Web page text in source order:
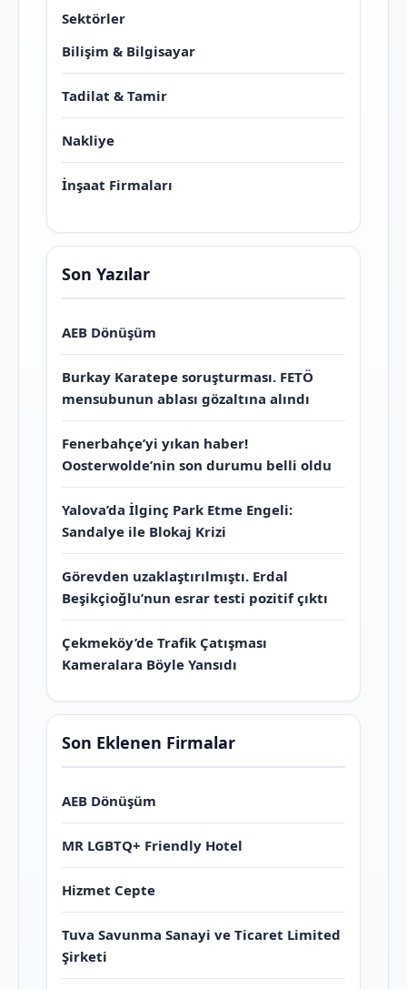
Sektörler
Bilişim & Bilgisayar
Tadilat & Tamir
Nakliye
İnşaat Firmaları
Son Yazılar
AEB Dönüşüm
Burkay Karatepe soruşturması. FETÖ
mensubunun ablası gözaltına alındı
Fenerbahçe’yi yıkan haber!
Oosterwolde’nin son durumu belli oldu
Yalova’da İlginç Park Etme Engeli:
Sandalye ile Blokaj Krizi
Görevden uzaklaştırılmıştı. Erdal
Beşikçioğlu’nun esrar testi pozitif çıktı
Çekmeköy’de Trafik Çatışması
Kameralara Böyle Yansıdı
Son Eklenen Firmalar
AEB Dönüşüm
MR LGBTQ+ Friendly Hotel
Hizmet Cepte
Tuva Savunma Sanayi ve Ticaret Limited
Şirketi